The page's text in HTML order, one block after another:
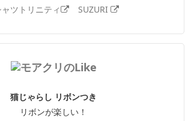
ツトリニティ
SUZURI
猫じゃらし リボンつき
リボンが楽しい！